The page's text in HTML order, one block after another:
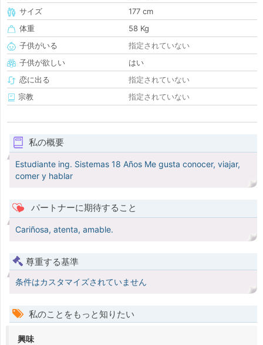
サイズ
177 cm
体重
58 Kg
子供がいる
指定されていない
子供が欲しい
はい
恋に出る
指定されていない
宗教
指定されていない
私の概要
Estudiante ing. Sistemas 18 Años Me gusta conocer, viajar,
comer y hablar
パートナーに期待すること
Cariñosa, atenta, amable.
尊重する基準
条件はカスタマイズされていません
私のことをもっと知りたい
興味